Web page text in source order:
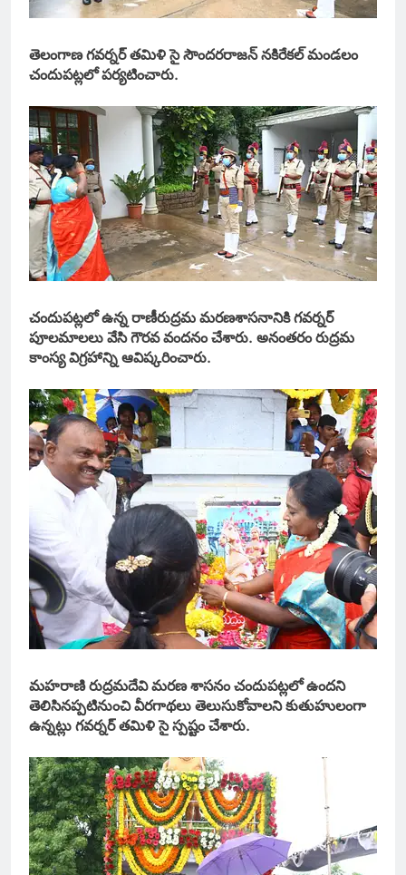
తెలంగాణ గవర్నర్ తమిళి సై సౌందరరాజన్ నకిరేకల్ మండలం
చందుపట్లలో పర్యటించారు.
చందుపట్లలో ఉన్న రాణీరుద్రమ మరణశాసనానికి గవర్నర్
పూలమాలలు వేసి గౌరవ వందనం చేశారు. అనంతరం రుద్రమ
కాంస్య విగ్రహాన్ని ఆవిష్కరించారు.
మహరాణి రుద్రమదేవి మరణ శాసనం చందుపట్లలో ఉందని
తెలిసినప్పటినుంచి వీరగాథలు తెలుసుకోవాలని కుతుహులంగా
ఉన్నట్లు గవర్నర్ తమిళి సై స్పష్టం చేశారు.